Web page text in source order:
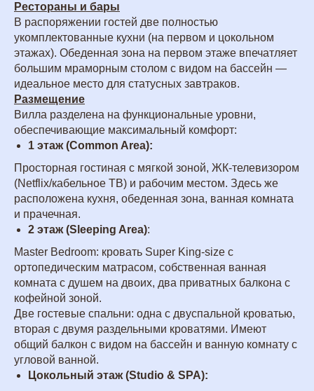
Рестораны и бары
В распоряжении гостей две полностью
укомплектованные кухни (на первом и цокольном
этажах). Обеденная зона на первом этаже впечатляет
большим мраморным столом с видом на бассейн —
идеальное место для статусных завтраков.
Размещение
Вилла разделена на функциональные уровни,
обеспечивающие максимальный комфорт:
1 этаж (Common Area):
Просторная гостиная с мягкой зоной, ЖК-телевизором
(Netflix/кабельное ТВ) и рабочим местом. Здесь же
расположена кухня, обеденная зона, ванная комната
и прачечная.
2 этаж (Sleeping Area):
Master Bedroom: кровать Super King-size с
ортопедическим матрасом, собственная ванная
комната с душем на двоих, два приватных балкона с
кофейной зоной.
Две гостевые спальни: одна с двуспальной кроватью,
вторая с двумя раздельными кроватями. Имеют
общий балкон с видом на бассейн и ванную комнату с
угловой ванной.
Цокольный этаж (Studio & SPA):